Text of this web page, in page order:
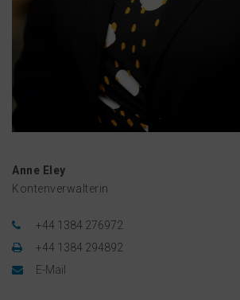
Anne Eley
Kontenverwalterin
+44 1384 276972
+44 1384 294892
E-Mail